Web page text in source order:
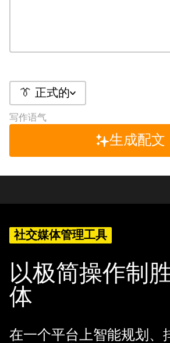
👔 正式的
写作语气
生成配文
社交媒体管理工具
以极简操作制
体
在一个平台上智能规划、